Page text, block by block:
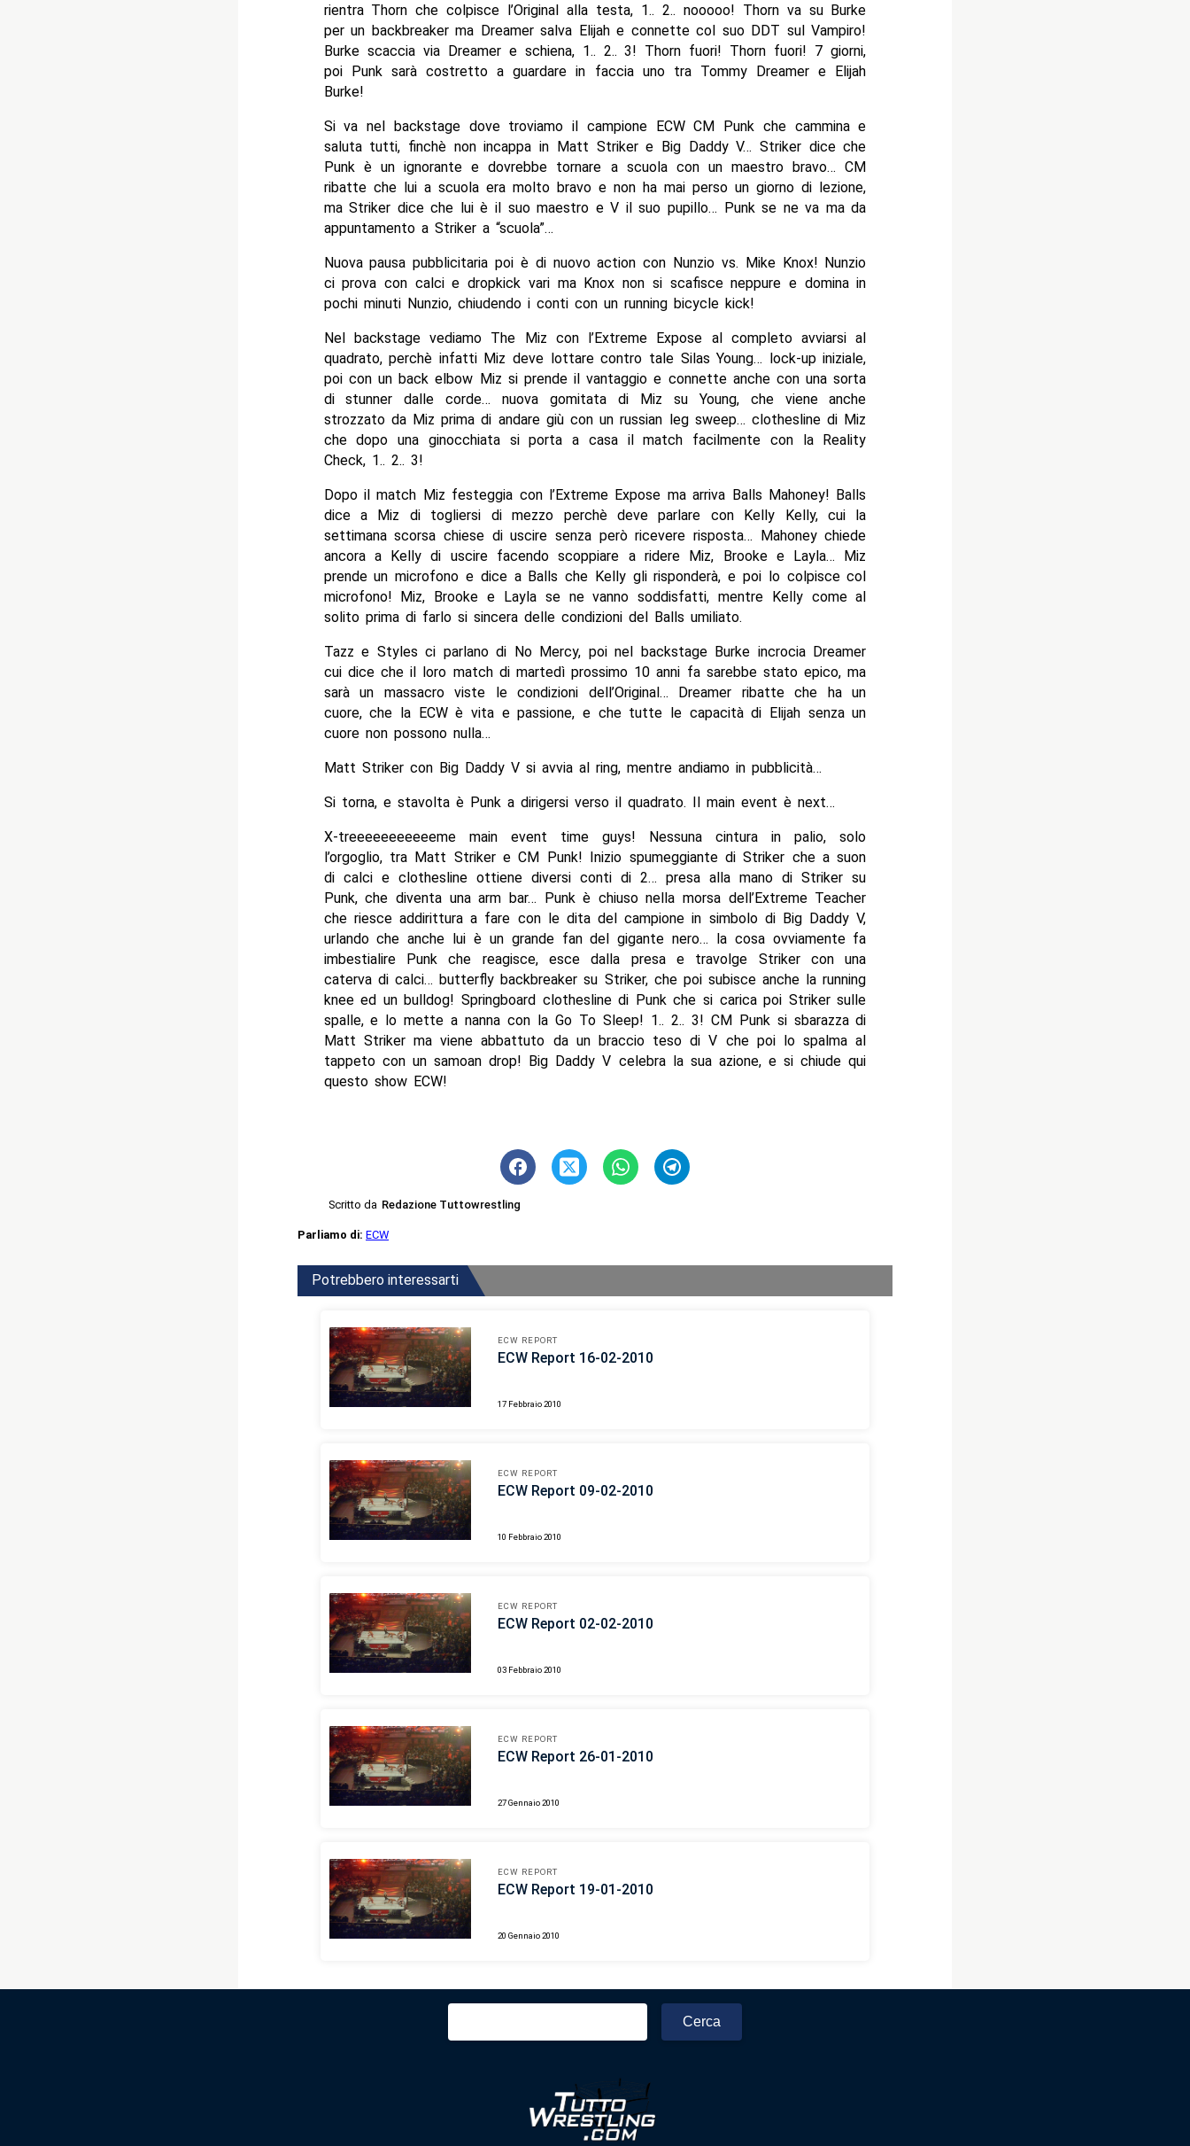
rientra Thorn che colpisce l’Original alla testa, 1.. 2.. nooooo! Thorn va su Burke
per un backbreaker ma Dreamer salva Elijah e connette col suo DDT sul Vampiro!
Burke scaccia via Dreamer e schiena, 1.. 2.. 3! Thorn fuori! Thorn fuori! 7 giorni,
poi Punk sarà costretto a guardare in faccia uno tra Tommy Dreamer e Elijah
Burke!
Si va nel backstage dove troviamo il campione ECW CM Punk che cammina e
saluta tutti, finchè non incappa in Matt Striker e Big Daddy V… Striker dice che
Punk è un ignorante e dovrebbe tornare a scuola con un maestro bravo… CM
ribatte che lui a scuola era molto bravo e non ha mai perso un giorno di lezione,
ma Striker dice che lui è il suo maestro e V il suo pupillo… Punk se ne va ma da
appuntamento a Striker a “scuola”…
Nuova pausa pubblicitaria poi è di nuovo action con Nunzio vs. Mike Knox! Nunzio
ci prova con calci e dropkick vari ma Knox non si scafisce neppure e domina in
pochi minuti Nunzio, chiudendo i conti con un running bicycle kick!
Nel backstage vediamo The Miz con l’Extreme Expose al completo avviarsi al
quadrato, perchè infatti Miz deve lottare contro tale Silas Young… lock-up iniziale,
poi con un back elbow Miz si prende il vantaggio e connette anche con una sorta
di stunner dalle corde… nuova gomitata di Miz su Young, che viene anche
strozzato da Miz prima di andare giù con un russian leg sweep… clothesline di Miz
che dopo una ginocchiata si porta a casa il match facilmente con la Reality
Check, 1.. 2.. 3!
Dopo il match Miz festeggia con l’Extreme Expose ma arriva Balls Mahoney! Balls
dice a Miz di togliersi di mezzo perchè deve parlare con Kelly Kelly, cui la
settimana scorsa chiese di uscire senza però ricevere risposta… Mahoney chiede
ancora a Kelly di uscire facendo scoppiare a ridere Miz, Brooke e Layla… Miz
prende un microfono e dice a Balls che Kelly gli risponderà, e poi lo colpisce col
microfono! Miz, Brooke e Layla se ne vanno soddisfatti, mentre Kelly come al
solito prima di farlo si sincera delle condizioni del Balls umiliato.
Tazz e Styles ci parlano di No Mercy, poi nel backstage Burke incrocia Dreamer
cui dice che il loro match di martedì prossimo 10 anni fa sarebbe stato epico, ma
sarà un massacro viste le condizioni dell’Original… Dreamer ribatte che ha un
cuore, che la ECW è vita e passione, e che tutte le capacità di Elijah senza un
cuore non possono nulla…
Matt Striker con Big Daddy V si avvia al ring, mentre andiamo in pubblicità…
Si torna, e stavolta è Punk a dirigersi verso il quadrato. Il main event è next…
X-treeeeeeeeeeeme main event time guys! Nessuna cintura in palio, solo
l’orgoglio, tra Matt Striker e CM Punk! Inizio spumeggiante di Striker che a suon
di calci e clothesline ottiene diversi conti di 2… presa alla mano di Striker su
Punk, che diventa una arm bar… Punk è chiuso nella morsa dell’Extreme Teacher
che riesce addirittura a fare con le dita del campione in simbolo di Big Daddy V,
urlando che anche lui è un grande fan del gigante nero… la cosa ovviamente fa
imbestialire Punk che reagisce, esce dalla presa e travolge Striker con una
caterva di calci… butterfly backbreaker su Striker, che poi subisce anche la running
knee ed un bulldog! Springboard clothesline di Punk che si carica poi Striker sulle
spalle, e lo mette a nanna con la Go To Sleep! 1.. 2.. 3! CM Punk si sbarazza di
Matt Striker ma viene abbattuto da un braccio teso di V che poi lo spalma al
tappeto con un samoan drop! Big Daddy V celebra la sua azione, e si chiude qui
questo show ECW!
Scritto da Redazione Tuttowrestling
Parliamo di: ECW
Potrebbero interessarti
ECW REPORT
ECW Report 16-02-2010
17 Febbraio 2010
ECW REPORT
ECW Report 09-02-2010
10 Febbraio 2010
ECW REPORT
ECW Report 02-02-2010
03 Febbraio 2010
ECW REPORT
ECW Report 26-01-2010
27 Gennaio 2010
ECW REPORT
ECW Report 19-01-2010
20 Gennaio 2010
Ricerca